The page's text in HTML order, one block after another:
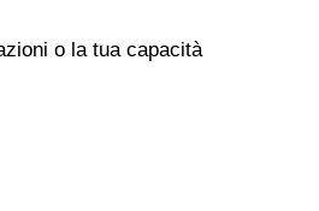
o la tua capacità